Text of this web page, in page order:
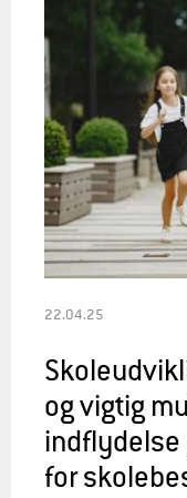
22.04.25
og vigtig
indflydelse
for